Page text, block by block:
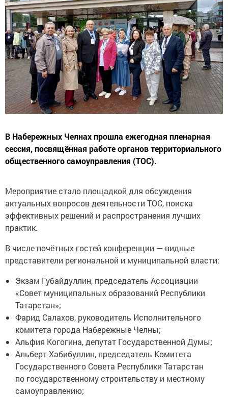
В Набережных Челнах прошла ежегодная пленарная
сессия, посвящённая работе органов территориального
общественного самоуправления (ТОС).
Мероприятие стало площадкой для обсуждения
актуальных вопросов деятельности ТОС, поиска
эффективных решений и распространения лучших
практик.
В числе почётных гостей конференции — видные
представители региональной и муниципальной власти:
Экзам Губайдуллин, председатель Ассоциации
«Совет муниципальных образований Республики
Татарстан»;
Фарид Салахов, руководитель Исполнительного
комитета города Набережные Челны;
Альфия Когогина, депутат Государственной Думы;
Альберт Хабибуллин, председатель Комитета
Государственного Совета Республики Татарстан
по государственному строительству и местному
самоуправлению;